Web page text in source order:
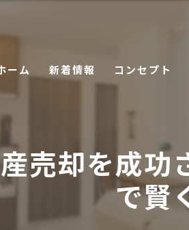
ーム 新着情報 コンセプト
売却を成
で賢